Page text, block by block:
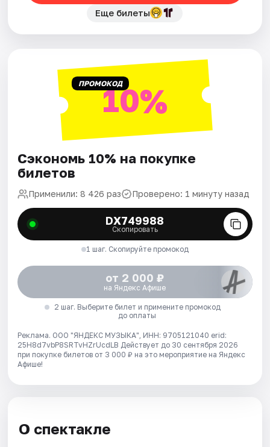
Еще билеты
ПРОМОКОД10%
Сэкономь 10% на покупке
билетов
Применили: 8 426 раз Проверено: 1 минуту назад
DX749988
Скопировать
1 шаг. Скопируйте промокод
от 2 000 ₽
на Яндекс Афише
2 шаг. Выберите билет и примените промокод
до оплаты
Реклама. ООО "ЯНДЕКС МУЗЫКА", ИНН: 9705121040 erid:
25H8d7vbP8SRTvHZrUcdLB Действует до 30 сентября 2026
при покупке билетов от 3 000 ₽ на это мероприятие на Яндекс
Афише!
О спектакле